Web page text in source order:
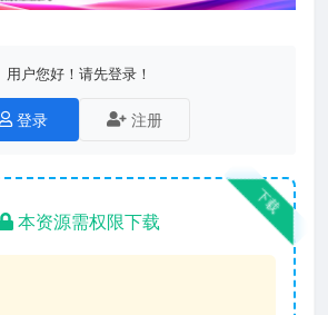
用户您好！请先登录！
登录 注册
下载
本资源需权限下载